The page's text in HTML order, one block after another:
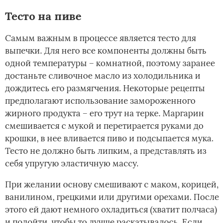
Тесто на пиве
Самым важным в процессе является тесто для
выпечки. Для него все компоненты должны быть
одной температуры – комнатной, поэтому заранее
достаньте сливочное масло из холодильника и
дождитесь его размягчения. Некоторые рецепты
предполагают использование замороженного
жирного продукта – его трут на терке. Маргарин
смешивается с мукой и перетирается руками до
крошки, в нее вливается пиво и подсыпается мука.
Тесто не должно быть липким, а представлять из
себя упругую эластичную массу.
При желании основу смешивают с маком, корицей,
ванилином, грецкими или другими орехами. После
этого ей дают немного охладиться (хватит полчаса)